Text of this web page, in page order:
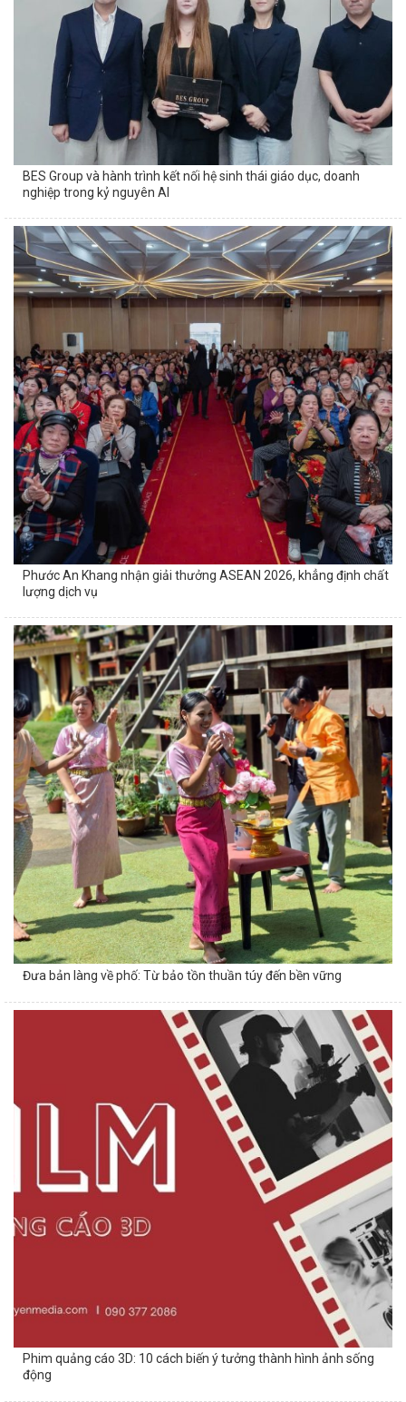
BES Group và hành trình kết nối hệ sinh thái giáo dục, doanh
nghiệp trong kỷ nguyên AI
Phước An Khang nhận giải thưởng ASEAN 2026, khẳng định chất
lượng dịch vụ
Đưa bản làng về phố: Từ bảo tồn thuần túy đến bền vững
Phim quảng cáo 3D: 10 cách biến ý tưởng thành hình ảnh sống
động